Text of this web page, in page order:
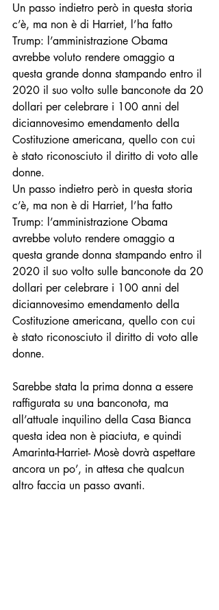
Un passo indietro però in questa storia
c’è, ma non è di Harriet, l’ha fatto
Trump: l’amministrazione Obama
avrebbe voluto rendere omaggio a
questa grande donna stampando entro il
2020 il suo volto sulle banconote da 20
dollari per celebrare i 100 anni del
diciannovesimo emendamento della
Costituzione americana, quello con cui
è stato riconosciuto il diritto di voto alle
donne.
Un passo indietro però in questa storia
c’è, ma non è di Harriet, l’ha fatto
Trump: l’amministrazione Obama
avrebbe voluto rendere omaggio a
questa grande donna stampando entro il
2020 il suo volto sulle banconote da 20
dollari per celebrare i 100 anni del
diciannovesimo emendamento della
Costituzione americana, quello con cui
è stato riconosciuto il diritto di voto alle
donne.
Sarebbe stata la prima donna a essere
raffigurata su una banconota, ma
all’attuale inquilino della Casa Bianca
questa idea non è piaciuta, e quindi
Amarinta-Harriet- Mosè dovrà aspettare
ancora un po’, in attesa che qualcun
altro faccia un passo avanti.